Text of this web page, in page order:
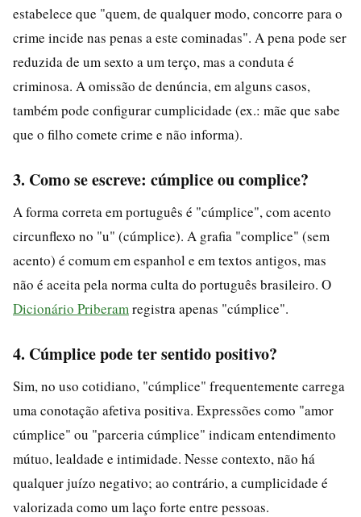
estabelece que "quem, de qualquer modo, concorre para o
crime incide nas penas a este cominadas". A pena pode ser
reduzida de um sexto a um terço, mas a conduta é
criminosa. A omissão de denúncia, em alguns casos,
também pode configurar cumplicidade (ex.: mãe que sabe
que o filho comete crime e não informa).
3. Como se escreve: cúmplice ou complice?
A forma correta em português é "cúmplice", com acento
circunflexo no "u" (cúmplice). A grafia "complice" (sem
acento) é comum em espanhol e em textos antigos, mas
não é aceita pela norma culta do português brasileiro. O
Dicionário Priberam registra apenas "cúmplice".
4. Cúmplice pode ter sentido positivo?
Sim, no uso cotidiano, "cúmplice" frequentemente carrega
uma conotação afetiva positiva. Expressões como "amor
cúmplice" ou "parceria cúmplice" indicam entendimento
mútuo, lealdade e intimidade. Nesse contexto, não há
qualquer juízo negativo; ao contrário, a cumplicidade é
valorizada como um laço forte entre pessoas.